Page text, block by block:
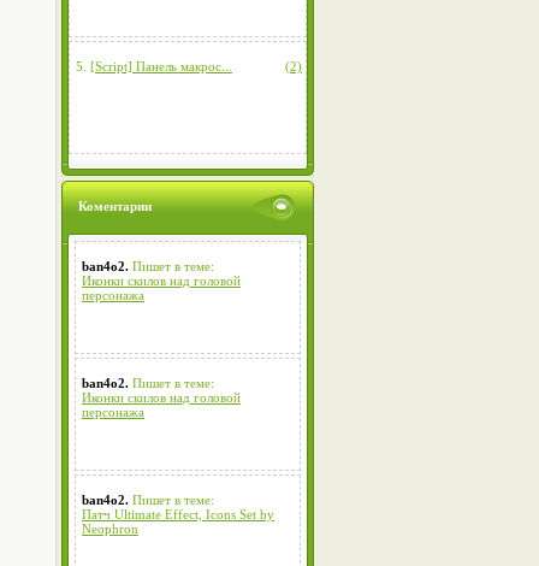
5. [Script] Панель макрос... (2)
Коментарии
ban4o2. Пишет в теме:
Иконки скилов над головой
персонажа
ban4o2. Пишет в теме:
Иконки скилов над головой
персонажа
ban4o2. Пишет в теме:
Патч Ultimate Effect, Icons Set by
Neophron